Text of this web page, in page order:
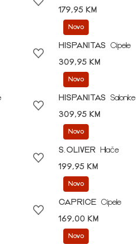
179,95 KM
Novo
HISPANITAS
Cipele
309,95 KM
Novo
HISPANITAS
Salonke
309,95 KM
Novo
S.OLIVER
Hlače
199,95 KM
Novo
CAPRICE Cipele
169,00 KM
Novo